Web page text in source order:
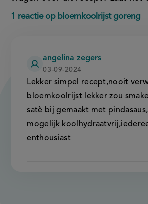
1 reactie op bloemkoolrijst goreng
Lekker simpel recept,nooit
bloemkoolrijst lekker zou
satè bij gemaakt met
mogelijk
enthousiast
angelina zegers
03-09-2024